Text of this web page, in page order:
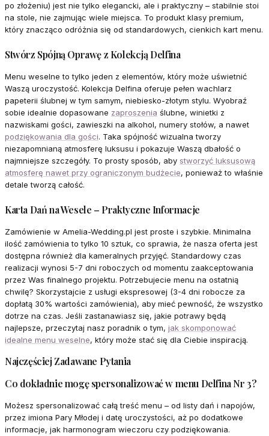
po złożeniu) jest nie tylko elegancki, ale i praktyczny – stabilnie stoi
na stole, nie zajmując wiele miejsca. To produkt klasy premium,
który znacząco odróżnia się od standardowych, cienkich kart menu.
Stwórz Spójną Oprawę z Kolekcją Delfina
Menu weselne to tylko jeden z elementów, który może uświetnić
Waszą uroczystość. Kolekcja Delfina oferuje pełen wachlarz
papeterii ślubnej w tym samym, niebiesko-złotym stylu. Wyobraź
sobie idealnie dopasowane zaproszenia ślubne, winietki z
nazwiskami gości, zawieszki na alkohol, numery stołów, a nawet
podziękowania dla gości. Taka spójność wizualna tworzy
niezapomnianą atmosferę luksusu i pokazuje Waszą dbałość o
najmniejsze szczegóły. To prosty sposób, aby stworzyć luksusową
atmosferę nawet przy ograniczonym budżecie, ponieważ to właśnie
detale tworzą całość.
Karta Dań na Wesele – Praktyczne Informacje
Zamówienie w Amelia-Wedding.pl jest proste i szybkie. Minimalna
ilość zamówienia to tylko 10 sztuk, co sprawia, że nasza oferta jest
dostępna również dla kameralnych przyjęć. Standardowy czas
realizacji wynosi 5-7 dni roboczych od momentu zaakceptowania
przez Was finalnego projektu. Potrzebujecie menu na ostatnią
chwilę? Skorzystajcie z usługi ekspresowej (3-4 dni robocze za
dopłatą 30% wartości zamówienia), aby mieć pewność, że wszystko
dotrze na czas. Jeśli zastanawiasz się, jakie potrawy będą
najlepsze, przeczytaj nasz poradnik o tym, jak skomponować
idealne menu weselne, który może stać się dla Ciebie inspiracją.
Najczęściej Zadawane Pytania
Co dokładnie mogę spersonalizować w menu Delfina Nr 3?
Możesz spersonalizować całą treść menu – od listy dań i napojów,
przez imiona Pary Młodej i datę uroczystości, aż po dodatkowe
informacje, jak harmonogram wieczoru czy podziękowania.